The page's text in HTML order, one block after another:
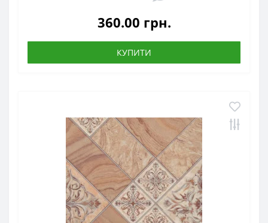
360.00 грн.
КУПИТИ